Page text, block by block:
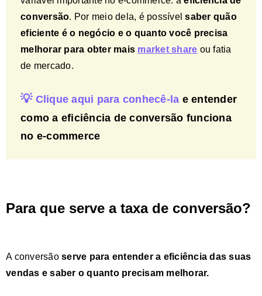
conversão. Por meio dela, é possívelsaber quão
eficiente é o negócio e o quanto você precisa
melhorar para obter mais market share ou fatia
de mercado.
💡Clique aqui para conhecê-la e entender
como a eficiência de conversão funciona
no e-commerce
Para que serve a taxa de conversão?
A conversão serve para entender a eficiência das suas
vendas e saber o quanto precisam melhorar.